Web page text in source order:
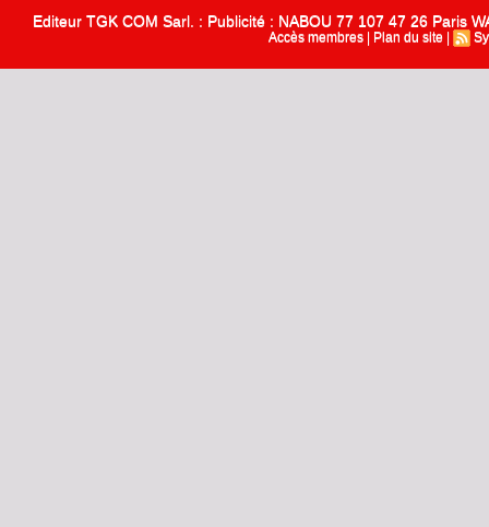
Editeur TGK COM Sarl. : Publicité : NABOU 77 107 47 26 Paris
Accès membres Plan du site